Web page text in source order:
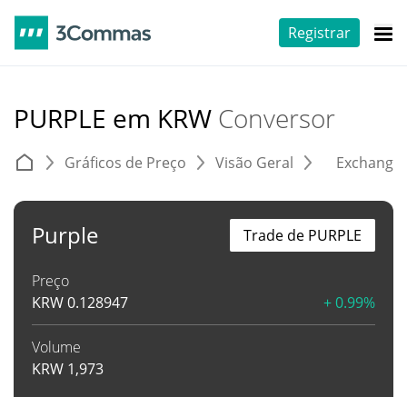
Registrar
PURPLE em KRW Conversor
Gráficos de Preço Visão Geral
Purple
Preço
KRW0.128947 + 0.99%
Volume
KRW 1,973
Trade de PURPLE